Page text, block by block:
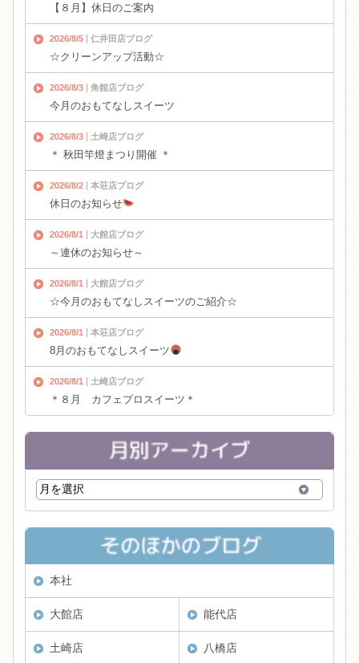
【８月】休日のご案内
2026/8/5 仁井田店ブログ
☆クリーンアップ活動☆
2026/8/3 角館店ブログ
今月のおもてなしスイーツ
2026/8/3 土崎店ブログ
＊ 秋田竿燈まつり開催 ＊
2026/8/2 本荘店ブログ
休日のお知らせ
2026/8/1 大館店ブログ
～連休のお知らせ～
2026/8/1 大館店ブログ
☆今月のおもてなしスイーツのご紹介☆
2026/8/1 本荘店ブログ
8月のおもてなしスイーツ
2026/8/1 土崎店ブログ
＊８月 カフェプロスイーツ＊
本社
大館店 能代店
土崎店 八橋店